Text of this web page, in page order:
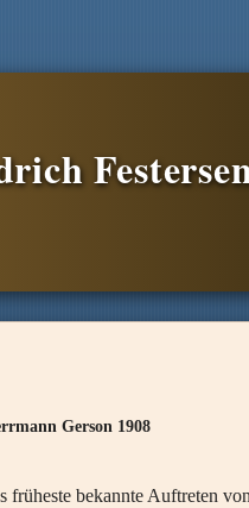
Gerson 1908
bekannte Auftreten